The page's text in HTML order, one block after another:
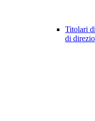
Titolari
di